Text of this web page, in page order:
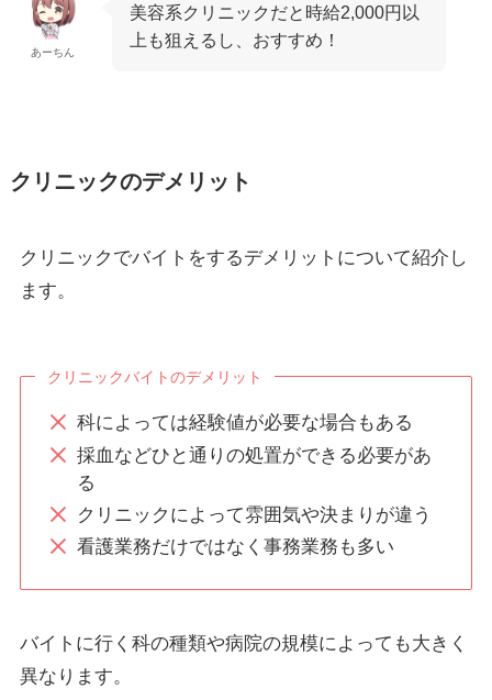
あーちん
美容系クリニックだと時給2,000円以
上も狙えるし、おすすめ！
クリニックのデメリット
クリニックでバイトをするデメリットについて紹介し
ます。
クリニックバイトのデメリット
科によっては経験値が必要な場合もある
採血などひと通りの処置ができる必要があ
る
クリニックによって雰囲気や決まりが違う
看護業務だけではなく事務業務も多い
バイトに行く科の種類や病院の規模によっても大きく
異なります。